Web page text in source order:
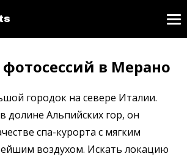
в Мерано
городок на севере Италии.
долине Альпийских гор, он
спа-курорта с мягким
воздухом. Искать локацию